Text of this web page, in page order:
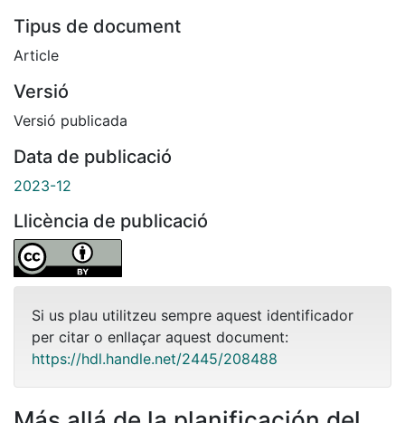
Tipus de document
Article
Versió
Versió publicada
Data de publicació
2023-12
Llicència de publicació
Si us plau utilitzeu sempre aquest identificador
per citar o enllaçar aquest document:
https://hdl.handle.net/2445/208488